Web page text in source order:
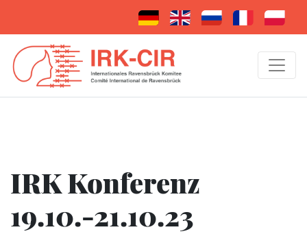
IRK Konferenz
19.10.-21.10.23